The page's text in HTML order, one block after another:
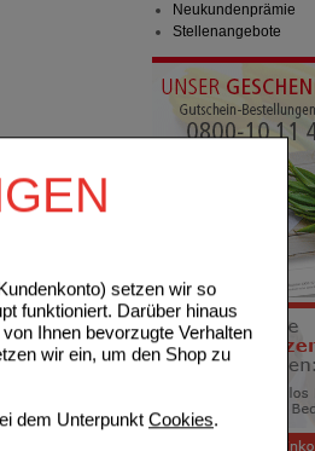
setzen wir so
funktioniert. Darüber hinaus
Ihnen bevorzugte Verhalten
wir ein, um den Shop zu
dem Unterpunkt Cookies.
Neukundenprämie
Stellenangebote